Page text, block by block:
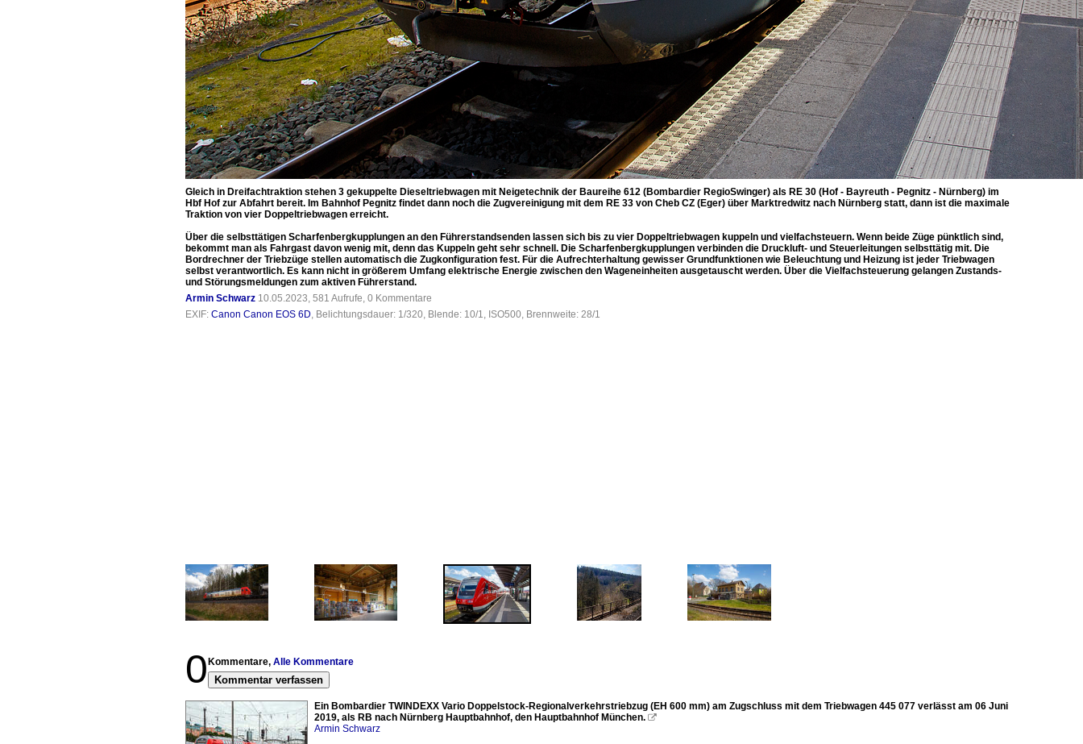
Gleich in Dreifachtraktion stehen 3 gekuppelte Dieseltriebwagen mit Neigetechnik der Baureihe 612 (Bombardier RegioSwinger) als RE 30 (Hof - Bayreuth - Pegnitz - Nürnberg) im
Hbf Hof zur Abfahrt bereit. Im Bahnhof Pegnitz findet dann noch die Zugvereinigung mit dem RE 33 von Cheb CZ (Eger) über Marktredwitz nach Nürnberg statt, dann ist die maximale
Traktion von vier Doppeltriebwagen erreicht.
Über die selbsttätigen Scharfenbergkupplungen an den Führerstandsenden lassen sich bis zu vier Doppeltriebwagen kuppeln und vielfachsteuern. Wenn beide Züge pünktlich sind,
bekommt man als Fahrgast davon wenig mit, denn das Kuppeln geht sehr schnell. Die Scharfenbergkupplungen verbinden die Druckluft- und Steuerleitungen selbsttätig mit. Die
Bordrechner der Triebzüge stellen automatisch die Zugkonfiguration fest. Für die Aufrechterhaltung gewisser Grundfunktionen wie Beleuchtung und Heizung ist jeder Triebwagen
selbst verantwortlich. Es kann nicht in größerem Umfang elektrische Energie zwischen den Wageneinheiten ausgetauscht werden. Über die Vielfachsteuerung gelangen Zustands-
und Störungsmeldungen zum aktiven Führerstand.
Armin Schwarz 10.05.2023, 581 Aufrufe, 0 Kommentare
EXIF: Canon Canon EOS 6D, Belichtungsdauer: 1/320, Blende: 10/1, ISO500, Brennweite: 28/1
0 Kommentare, Alle Kommentare
Kommentar verfassen
Ein Bombardier TWINDEXX Vario Doppelstock-Regionalverkehrstriebzug (EH 600 mm) am Zugschluss mit dem Triebwagen 445 077 verlässt am 06 Juni
2019, als RB nach Nürnberg Hauptbahnhof, den Hauptbahnhof München. 
Armin Schwarz